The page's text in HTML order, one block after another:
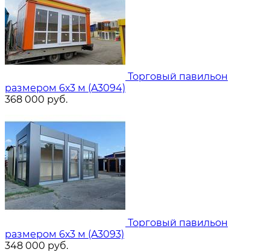
Торговый павильон
размером 6х3 м (A3094)
368 000 руб.
Торговый павильон
размером 6х3 м (A3093)
348 000 руб.